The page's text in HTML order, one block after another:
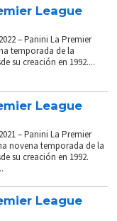
League
– Panini La Premier
temporada de la
su creación en 1992....
League
– Panini La Premier
novena temporada de la
su creación en 1992.
League